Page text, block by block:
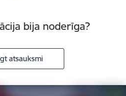
bija noderīga?
atsauksmi